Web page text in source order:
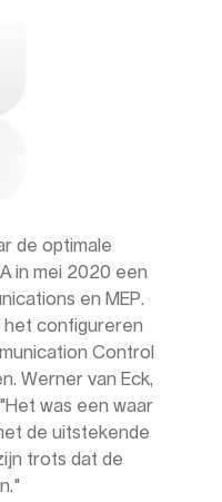
de optimale
in mei 2020 een
en MEP.
het configureren
Control
Werner van Eck,
was een waar
de uitstekende
trots dat de